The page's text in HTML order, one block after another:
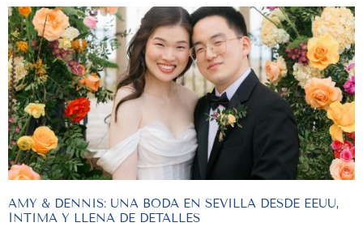
AMY & DENNIS: UNA BODA EN SEVILLA DESDE EEUU,
ÍNTIMA Y LLENA DE DETALLES